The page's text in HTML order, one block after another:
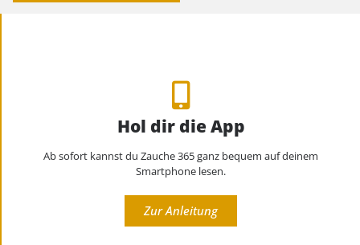
Hol dir die App
Ab sofort kannst du Zauche 365 ganz bequem auf deinem
Smartphone lesen.
Zur Anleitung